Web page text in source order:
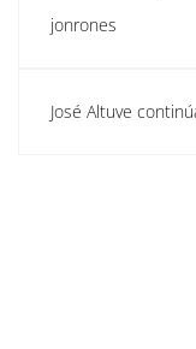
jonrones
José Altuve